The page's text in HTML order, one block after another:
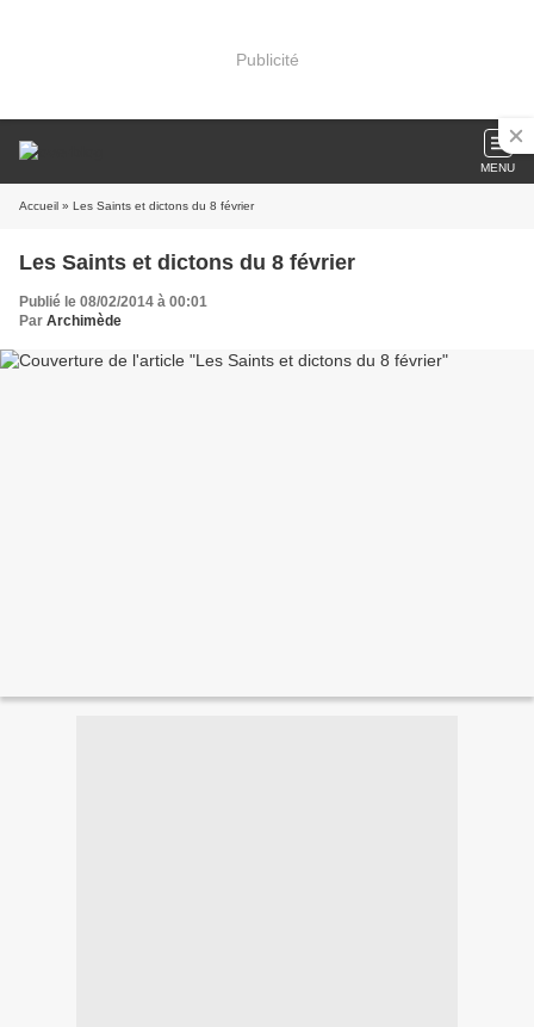
Publicité
MENU
Accueil » Les Saints et dictons du 8 février
Les Saints et dictons du 8 février
Publié le 08/02/2014 à 00:01
Par Archimède